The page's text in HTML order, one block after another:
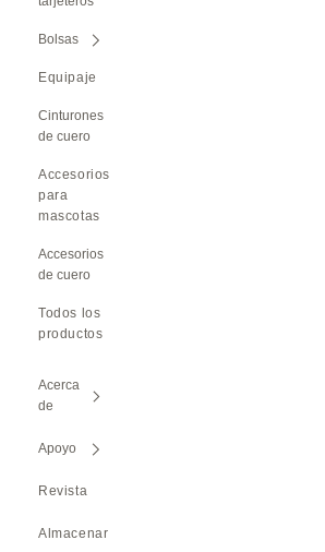
Bolsas
Equipaje
Cinturones
de cuero
Accesorios
para
mascotas
Accesorios
de cuero
Todos los
productos
Acerca
de
Apoyo
Revista
Almacenar